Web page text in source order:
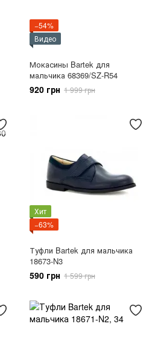
−54%
Видео
Мокасины Bartek для
мальчика 68369/SZ-R54
920 грн 1 999 грн
Хит
−63%
Туфли Bartek для мальчика
18673-N3
590 грн 1 599 грн